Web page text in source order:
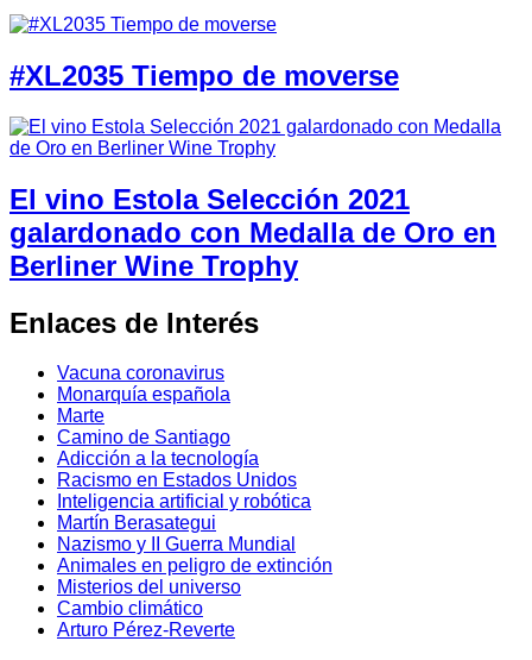
#XL2035 Tiempo de moverse
El vino Estola Selección 2021
galardonado con Medalla de Oro en
Berliner Wine Trophy
Enlaces de Interés
Vacuna coronavirus
Monarquía española
Marte
Camino de Santiago
Adicción a la tecnología
Racismo en Estados Unidos
Inteligencia artificial y robótica
Martín Berasategui
Nazismo y II Guerra Mundial
Animales en peligro de extinción
Misterios del universo
Cambio climático
Arturo Pérez-Reverte